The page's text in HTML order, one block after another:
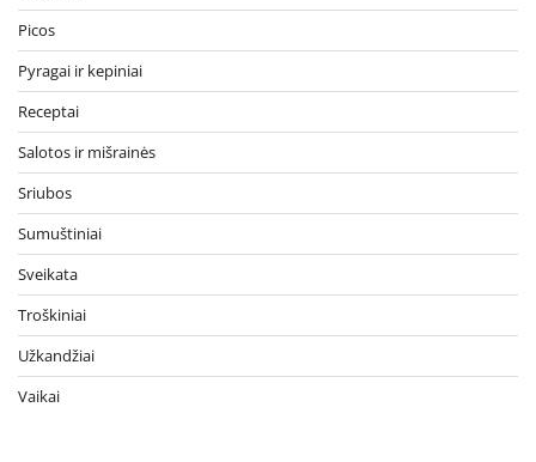
Picos
Pyragai ir kepiniai
Receptai
Salotos ir mišrainės
Sriubos
Sumuštiniai
Sveikata
Troškiniai
Užkandžiai
Vaikai